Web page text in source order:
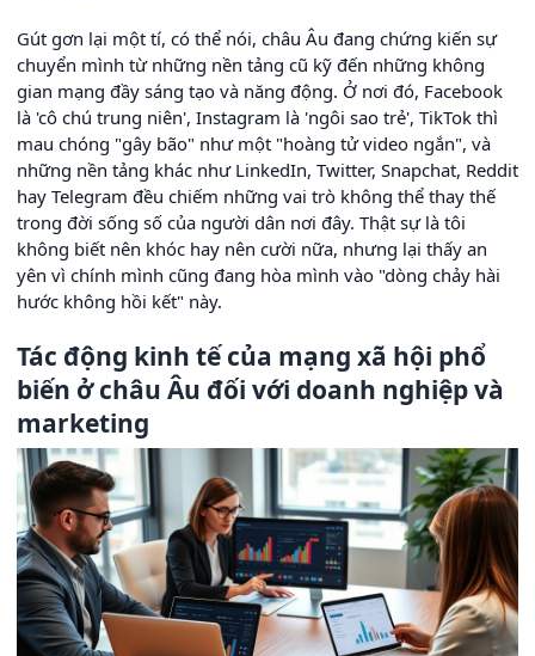
Gút gơn lại một tí, có thể nói, châu Âu đang chứng kiến sự
chuyển mình từ những nền tảng cũ kỹ đến những không
gian mạng đầy sáng tạo và năng động. Ở nơi đó, Facebook
là 'cô chú trung niên', Instagram là 'ngôi sao trẻ', TikTok thì
mau chóng "gây bão" như một "hoàng tử video ngắn", và
những nền tảng khác như LinkedIn, Twitter, Snapchat, Reddit
hay Telegram đều chiếm những vai trò không thể thay thế
trong đời sống số của người dân nơi đây. Thật sự là tôi
không biết nên khóc hay nên cười nữa, nhưng lại thấy an
yên vì chính mình cũng đang hòa mình vào "dòng chảy hài
hước không hồi kết" này.
Tác động kinh tế của mạng xã hội phổ
biến ở châu Âu đối với doanh nghiệp và
marketing